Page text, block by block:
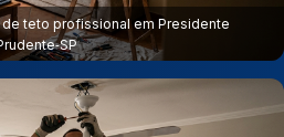
teto profissional em Presidente